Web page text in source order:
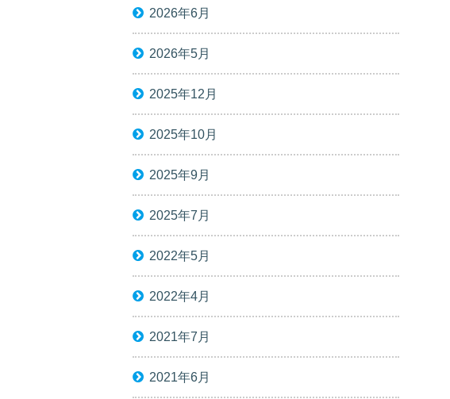
2026年6月
2026年5月
2025年12月
2025年10月
2025年9月
2025年7月
2022年5月
2022年4月
2021年7月
2021年6月